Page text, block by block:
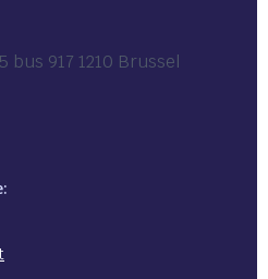
917 1210 Brussel